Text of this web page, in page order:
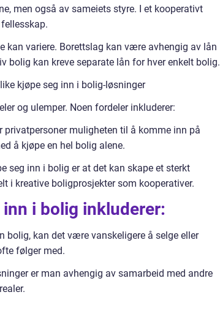
men også av sameiets styre. I et kooperativt
kan variere. Borettslag kan være avhengig av lån
bolig kan kreve separate lån for hver enkelt bolig.
kjøpe seg inn i bolig-løsninger
og ulemper. Noen fordeler inkluderer:
muligheten til å komme inn på
å kjøpe en hel bolig alene.
seg inn i bolig er at det kan skape et sterkt
i kreative boligprosjekter som kooperativer.
i bolig inkluderer:
bolig, kan det være vanskeligere å selge eller
følger med.
er man avhengig av samarbeid med andre